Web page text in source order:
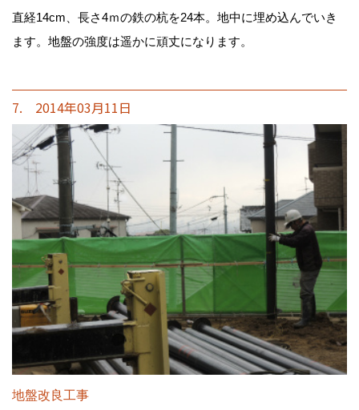
直経14cm、長さ4ｍの鉄の杭を24本。地中に埋め込んでいき
ます。地盤の強度は遥かに頑丈になります。
7. 2014年03月11日
地盤改良工事